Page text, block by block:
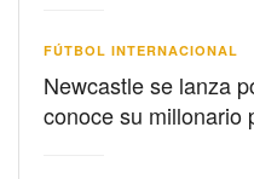
FÚTBOL INTERNACIONAL
Newcastle se lanza
conoce su millonario